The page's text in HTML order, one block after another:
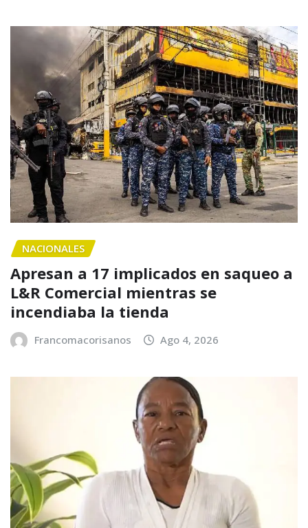
NACIONALES
Apresan a 17 implicados en saqueo a
L&R Comercial mientras se
incendiaba la tienda
Francomacorisanos Ago 4, 2026